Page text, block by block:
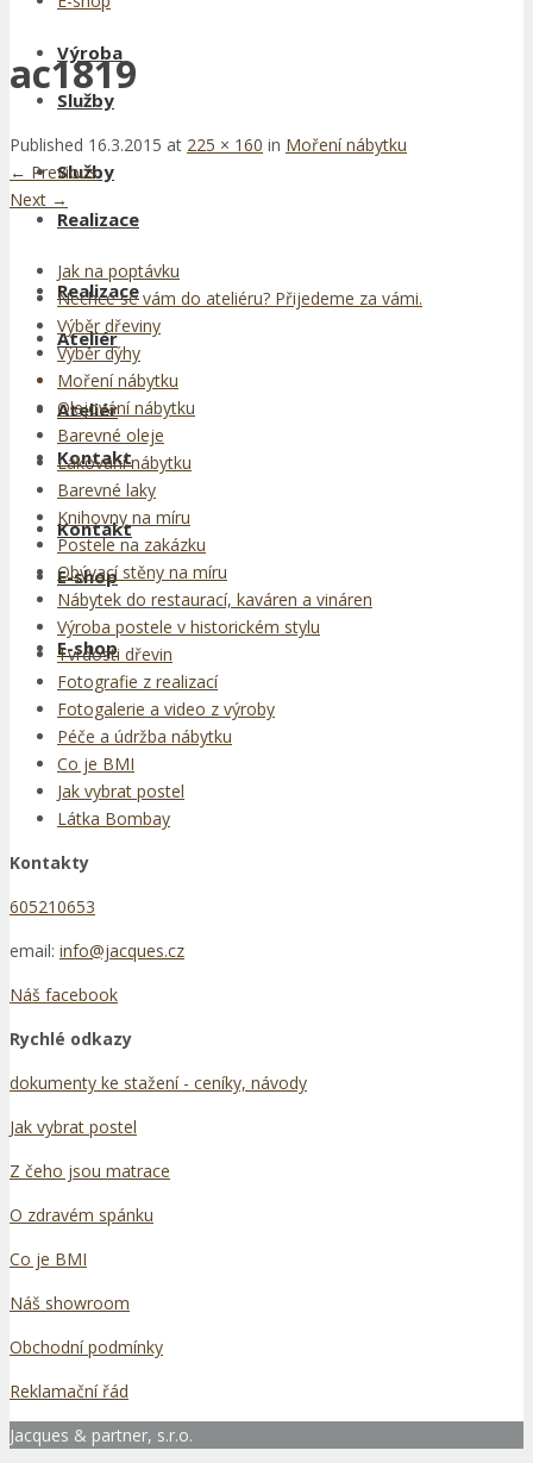
Služby
Realizace
Ateliér
Kontakt
E-shop
Výroba
Služby
Realizace
Ateliér
Kontakt
E-shop
ac1819
Published 16.3.2015 at 225 × 160 in Moření nábytku
← Previous
Next →
Jak na poptávku
Nechce se vám do ateliéru? Přijedeme za vámi.
Výběr dřeviny
Výběr dýhy
Moření nábytku
Olejování nábytku
Barevné oleje
Lakování nábytku
Barevné laky
Knihovny na míru
Postele na zakázku
Obývací stěny na míru
Nábytek do restaurací, kaváren a vináren
Výroba postele v historickém stylu
Tvrdosti dřevin
Fotografie z realizací
Fotogalerie a video z výroby
Péče a údržba nábytku
Co je BMI
Jak vybrat postel
Látka Bombay
Kontakty
605210653
email: info@jacques.cz
Náš facebook
Rychlé odkazy
dokumenty ke stažení - ceníky, návody
Jak vybrat postel
Z čeho jsou matrace
O zdravém spánku
Co je BMI
Náš showroom
Obchodní podmínky
Reklamační řád
Jacques & partner, s.r.o.